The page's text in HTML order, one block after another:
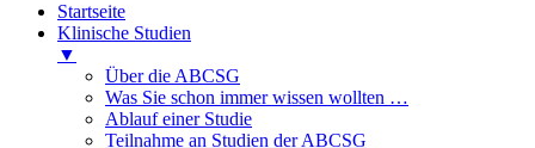
Startseite
Klinische Studien
▼
Über die ABCSG
Was Sie schon immer wissen wollten …
Ablauf einer Studie
Teilnahme an Studien der ABCSG